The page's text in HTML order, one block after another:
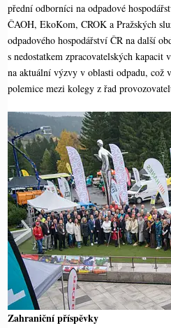
přední odborníci na odpadové
ČAOH, EkoKom, CROK a Pražských
odpadového hospodářství ČR na další
s nedostatkem zpracovatelských kapacit
na aktuální výzvy v oblasti odpadu,
polemice mezi kolegy z řad
Zahraniční příspěvky